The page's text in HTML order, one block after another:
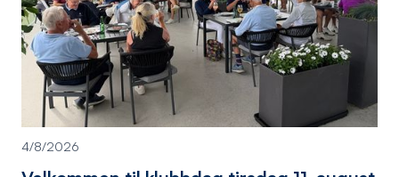
4/8/2026